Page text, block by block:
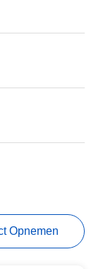
Opnemen